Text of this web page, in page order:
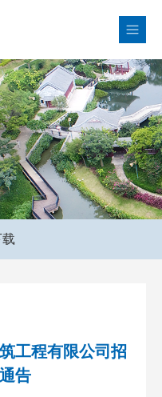
工程有限公司招
告